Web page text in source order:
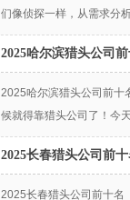
们像侦探一样，从需求
2025哈尔滨猎头公司
2025哈尔滨猎头公司前
候就得靠猎头公司了！今
2025长春猎头公司前十
2025长春猎头公司前十名